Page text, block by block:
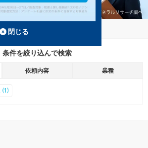
りました。
条件を絞り込んで検索
依頼内容 業種
(1)
閉じる